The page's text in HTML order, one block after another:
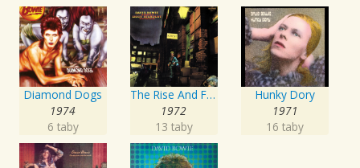
Diamond Dogs
1974
6 taby
The Rise And Fall Of Ziggy Stardust And The Spiders From Mars
1972
13 taby
Hunky Dory
1971
16 taby